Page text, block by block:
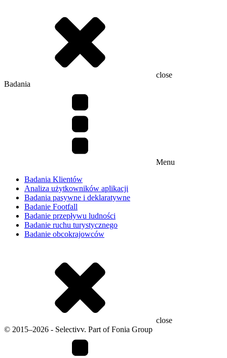
close
Badania
Menu
Badania Klientów
Analiza użytkowników aplikacji
Badania pasywne i deklaratywne
Badanie Footfall
Badanie przepływu ludności
Badanie ruchu turystycznego
Badanie obcokrajowców
close
© 2015–2026 - Selectivv. Part of Fonia Group